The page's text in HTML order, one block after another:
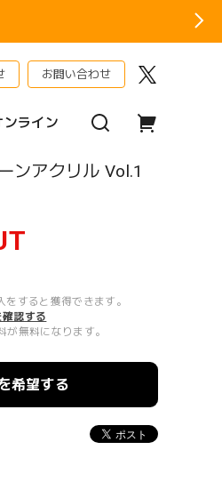
お問い合わせ
ンライン
ンアクリル Vol.1
をすると獲得できます。
認する
無料になります。
希望する